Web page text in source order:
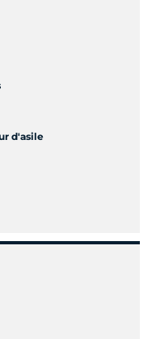
d'asile